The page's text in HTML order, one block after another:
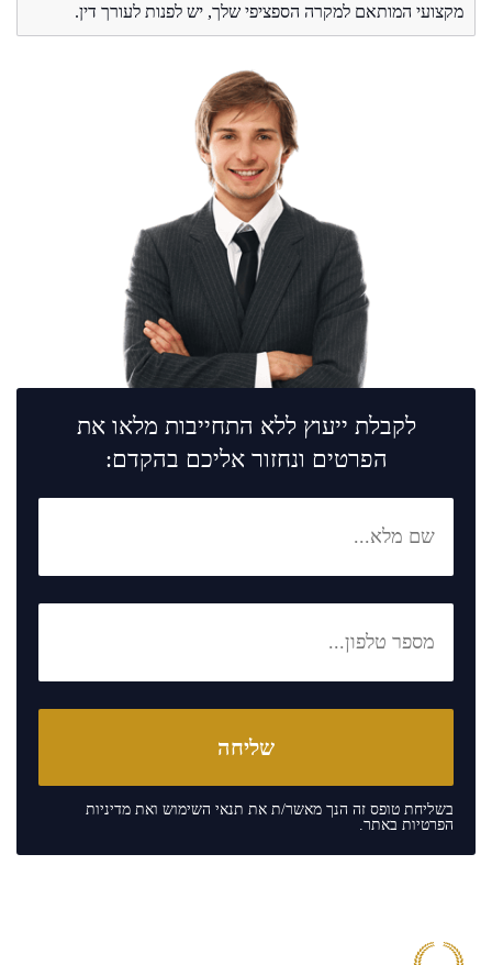
מקצועי המותאם למקרה הספציפי שלך, יש לפנות לעורך דין.
לקבלת ייעוץ ללא התחייבות מלאו את
הפרטים ונחזור אליכם בהקדם:
בשליחת טופס זה הנך מאשר/ת את תנאי השימוש ואת מדיניות
הפרטיות באתר.